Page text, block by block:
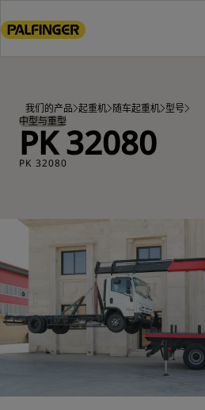
to
footer
content
我们的产品 起重机 随车起重机 型号
中型与重型
PK 32080
PK 32080